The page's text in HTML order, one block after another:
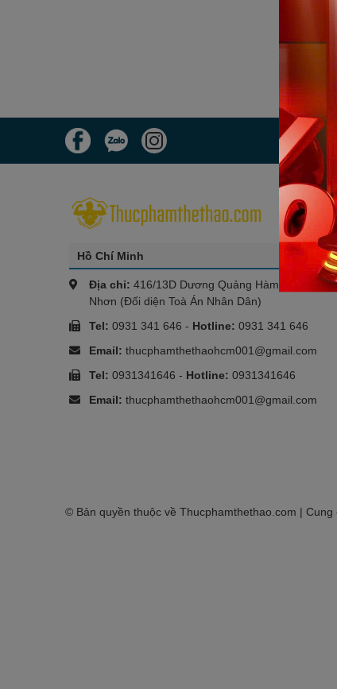
Hồ Chí Minh
Địa chỉ: 416/13D Dương Quảng Hàm, Phường
Nhơn (Đối diện Toà Án Nhân Dân)
Tel: 0931 341 646 - Hotline: 0931 341 646
Email: thucphamthethaohcm001@gmail.com
Tel: 0931341646 - Hotline: 0931341646
Email: thucphamthethaohcm001@gmail.com
© Bản quyền thuộc về Thucphamthethao.com | Cung